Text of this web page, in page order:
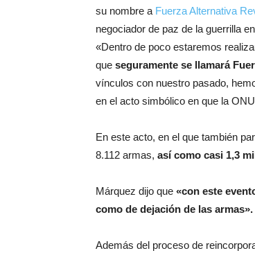
su nombre a Fuerza Alternativa
negociador de paz de la guerrilla
«Dentro de poco estaremos
que seguramente se llamará
vínculos con nuestro pasado,
en el acto simbólico en que la
En este acto, en el que también
8.112 armas, así como casi 1,3
Márquez dijo que «con este
como de dejación de las armas».
Además del proceso de